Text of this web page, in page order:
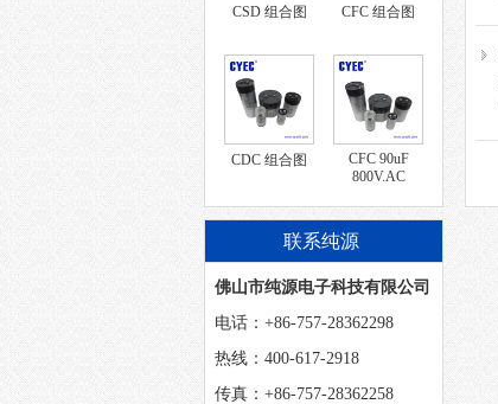
CSD 组合图 CFC 组合图
CDC 组合图
CFC 90uF
800V.AC
联系纯源
佛山市纯源电子科技有限公司
电话：+86-757-28362298
热线：400-617-2918
传真：+86-757-28362258